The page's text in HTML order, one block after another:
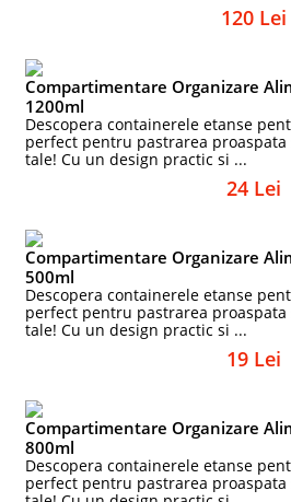
120 Lei
Compartimentare Organizare
1200ml
Descopera containerele etanse
perfect pentru pastrarea
tale! Cu un design practic si ...
24 Lei
Compartimentare Organizare
500ml
Descopera containerele etanse
perfect pentru pastrarea
tale! Cu un design practic si ...
19 Lei
Compartimentare Organizare
800ml
Descopera containerele etanse
perfect pentru pastrarea